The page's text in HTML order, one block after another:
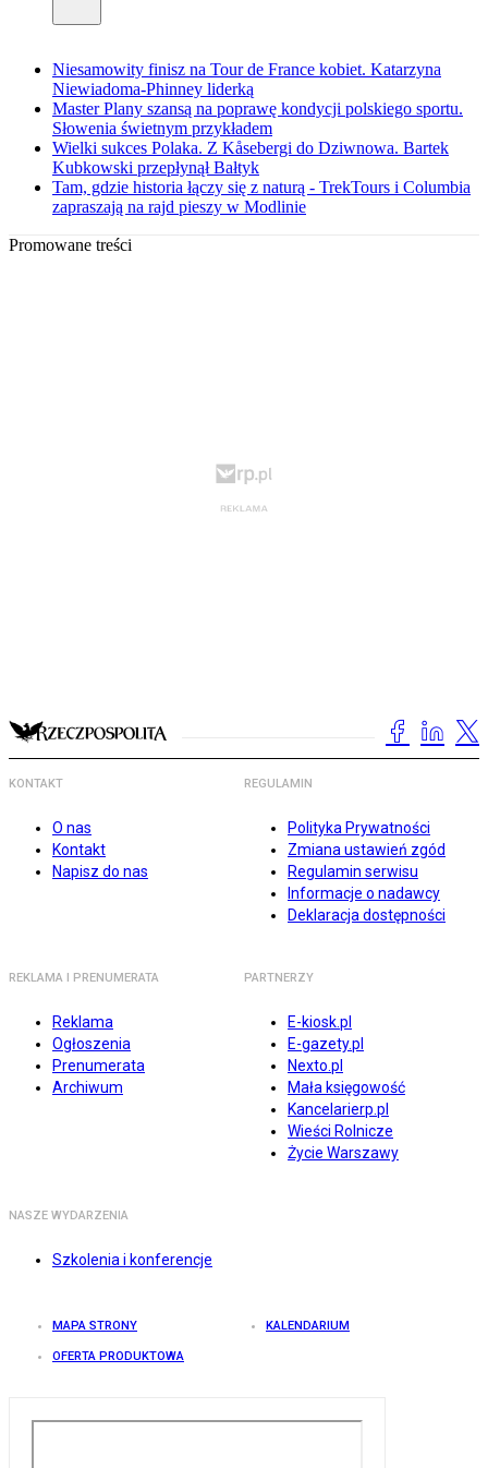
Niesamowity finisz na Tour de France kobiet. Katarzyna
Niewiadoma-Phinney liderką
Master Plany szansą na poprawę kondycji polskiego sportu.
Słowenia świetnym przykładem
Wielki sukces Polaka. Z Kåsebergi do Dziwnowa. Bartek
Kubkowski przepłynął Bałtyk
Tam, gdzie historia łączy się z naturą - TrekTours i Columbia
zapraszają na rajd pieszy w Modlinie
Promowane treści
KONTAKT
O nas
Kontakt
Napisz do nas
REGULAMIN
Polityka Prywatności
Zmiana ustawień zgód
Regulamin serwisu
Informacje o nadawcy
Deklaracja dostępności
REKLAMA I PRENUMERATA
Reklama
Ogłoszenia
Prenumerata
Archiwum
PARTNERZY
E-kiosk.pl
E-gazety.pl
Nexto.pl
Mała księgowość
Kancelarierp.pl
Wieści Rolnicze
Życie Warszawy
NASZE WYDARZENIA
Szkolenia i konferencje
MAPA STRONY KALENDARIUM
OFERTA PRODUKTOWA